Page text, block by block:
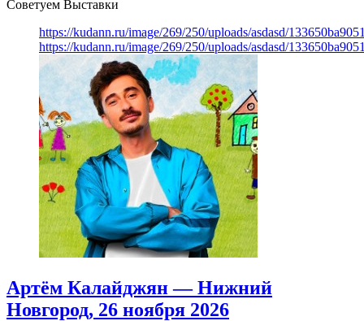
Советуем Выставки
https://kudann.ru/image/269/250/uploads/asdasd/
https://kudann.ru/image/269/250/uploads/asdasd/
Артём Калайджян — Нижний
Новгород, 26 ноября 2026